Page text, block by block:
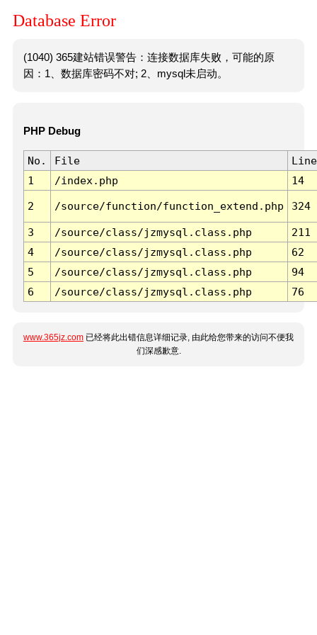
Database Error
(1040) 365建站错误警告：连接数据库失败，可能的原
因：1、数据库密码不对; 2、mysql未启动。
PHP Debug
No. File
Line
1
/index.php 14
2 /source/function/function_extend.php 324
3 /source/class/jzmysql.class.php
211
4
/source/class/jzmysql.class.php
62
5
/source/class/jzmysql.class.php
94
6
/source/class/jzmysql.class.php 76
www.365jz.com 已经将此出错信息详细记录, 由此给您带来的访问不便我
们深感歉意.